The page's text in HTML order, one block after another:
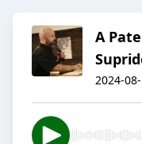
A
2024-08-